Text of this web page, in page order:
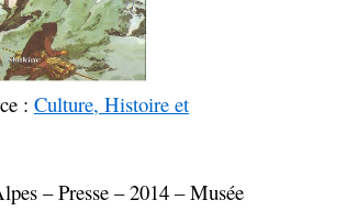
: Culture, Histoire et
– Presse – 2014 – Musée